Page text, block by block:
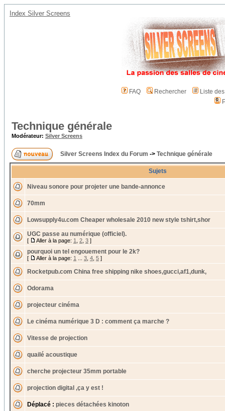
Index Silver Screens
FAQ Rechercher
Liste
Technique générale
Modérateur: Silver Screens
Silver Screens Index du Forum -> Technique générale
Sujets
Niveau sonore pour projeter une bande-annonce
70mm
Lowsupply4u.com Cheaper wholesale 2010 new style tshirt,shor
UGC passe au numérique (officiel).
[ Aller à la page: 1 2 3 ]
pourquoi un tel engouement pour le 2k?
[ Aller à la page: 1 3 4 5 ]
Rocketpub.com China free shipping nike shoes,gucci,af1,dunk,
Odorama
projecteur cinéma
Le cinéma numérique 3 D : comment ça marche ?
Vitesse de projection
quailé acoustique
cherche projecteur 35mm portable
projection digital ,ça y est !
Déplacé : pieces détachées kinoton